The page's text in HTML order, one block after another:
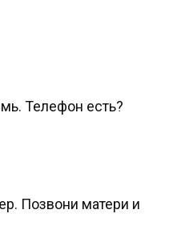
Телефон есть?
Позвони матери и